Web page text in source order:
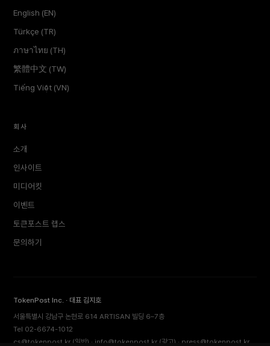
English (EN)
Türkçe (TR)
ภาษาไทย (TH)
繁體中文 (TW)
Tiếng Việt (VN)
회사
소개
인사이트
미디어킷
이벤트
토큰포스트 랩스
문의하기
TokenPost Inc. · 대표 김지호
서울특별시 강남구 논현로 614 ARTISAN 빌딩 6–7층
Tel 02-6674-1012
cs@tokenpost.kr (일반) · info@tokenpost.kr (광고) · press@tokenpost.kr